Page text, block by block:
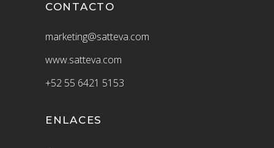
CONTACTO
marketing@satteva.com
www.satteva.com
+52 55 6421 5153
ENLACES